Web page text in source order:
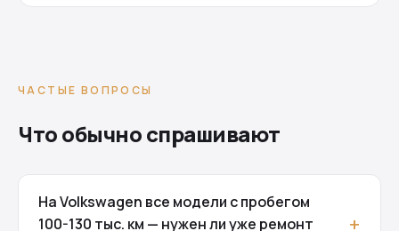
ЧАСТЫЕ ВОПРОСЫ
Что обычно спрашивают
На Volkswagen все модели с пробегом
100-130 тыс. км — нужен ли уже ремонт